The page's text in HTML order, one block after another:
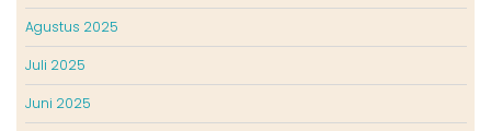
Agustus 2025
Juli 2025
Juni 2025